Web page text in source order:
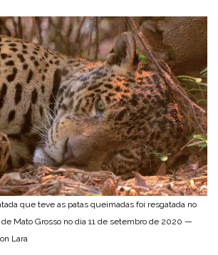
que teve as patas queimadas foi resgatada no
de Mato Grosso no dia 11 de setembro de 2020 —
Lara